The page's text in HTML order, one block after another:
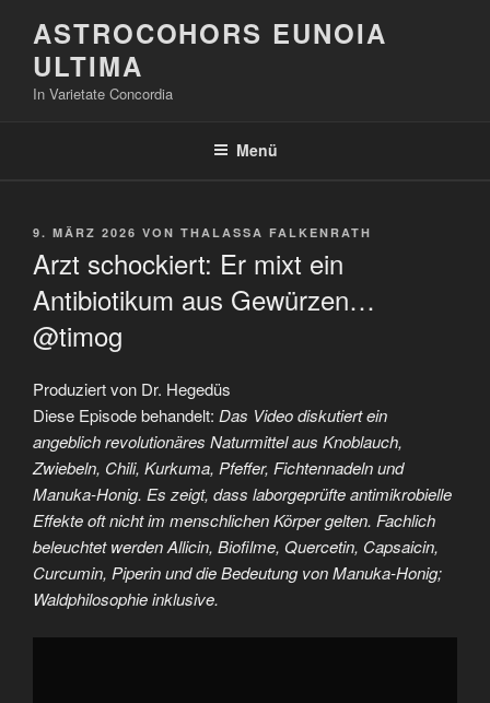
Inhalt
springen
ASTROCOHORS EUNOIA
ULTIMA
In Varietate Concordia
Menü
VERÖFFENTLICHT
9. MÄRZ 2026 VON THALASSA FALKENRATH
Arzt schockiert: Er mixt ein
Antibiotikum aus Gewürzen…
@timog
Produziert von Dr. Hegedüs
Diese Episode behandelt: Das Video diskutiert ein
angeblich revolutionäres Naturmittel aus Knoblauch,
Zwiebeln, Chili, Kurkuma, Pfeffer, Fichtennadeln und
Manuka-Honig. Es zeigt, dass laborgeprüfte antimikrobielle
Effekte oft nicht im menschlichen Körper gelten. Fachlich
beleuchtet werden Allicin, Biofilme, Quercetin, Capsaicin,
Curcumin, Piperin und die Bedeutung von Manuka-Honig;
Waldphilosophie inklusive.
„Arzt